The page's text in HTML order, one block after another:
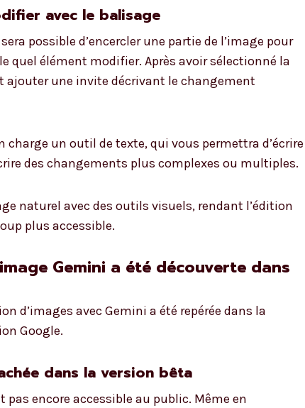
avec le balisage
possible d’encercler une partie de l’image pour
quel élément modifier. Après avoir sélectionné la
ajouter une invite décrivant le changement
charge un outil de texte, qui vous permettra d’écrire
des changements plus complexes ou multiples.
naturel avec des outils visuels, rendant l’édition
plus accessible.
Gemini a été découverte dans
d’images avec Gemini a été repérée dans la
Google.
dans la version bêta
encore accessible au public. Même en